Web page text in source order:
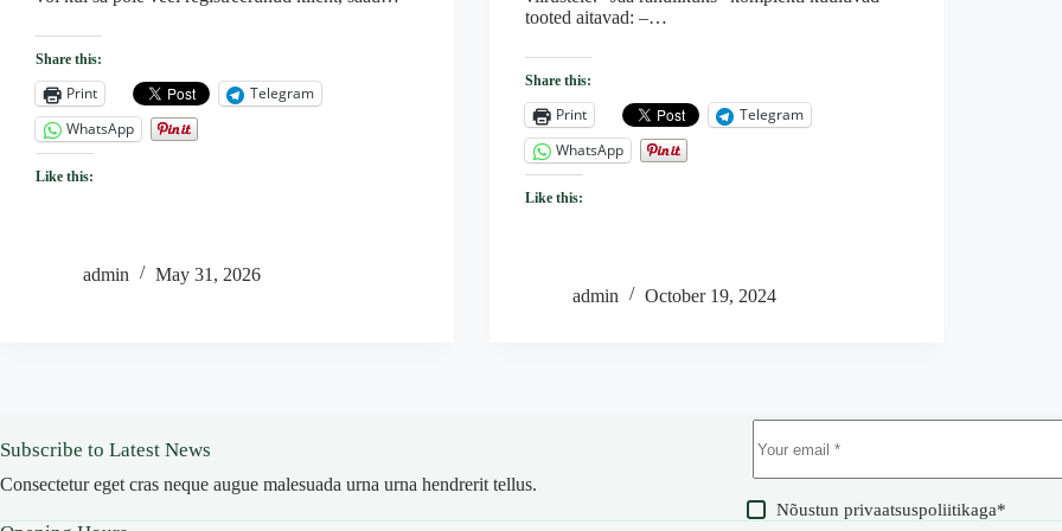
Share this:
Print
Telegram
WhatsApp
Like this:
admin May 31, 2026
tooted aitavad: –…
Share this:
Print
Telegram
WhatsApp
Like this:
admin October 19, 2024
Subscribe to Latest News
Consectetur eget cras neque augue malesuada urna urna hendrerit tellus.
Nõustunprivaatsuspoliitikaga*